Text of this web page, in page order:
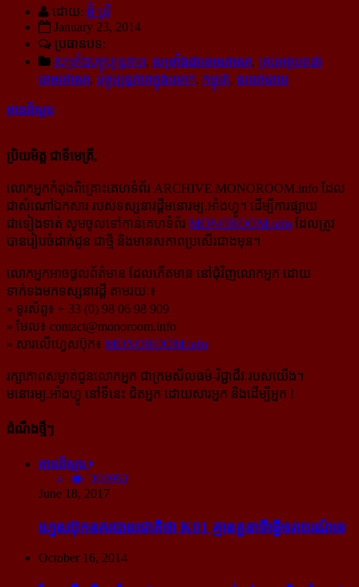
ដោយ: អ៊ុំ បូរី
January 23, 2014
ប្រធានបទ:
សម្រាំងបច្ចុប្បន្នភាព, សម្រាំងជាខេមរភាសា, គ្រប់អត្ថបទជា
ខេមរភាសា, បច្ចុប្បន្នភាពក្នុងលោក, កម្ពុជា, នយោបាយ
អានពិស្ដារ
ប្រិយមិត្ត ជាទីមេត្រី,
លោកអ្នកកំពុងពិគ្រោះគេហទំព័រ ARCHIVE.MONOROOM.info ដែល
ជាសំណៅឯកសារ របស់ទស្សនាវដ្ដីមនោរម្យ.អាំងហ្វូ។ ដើម្បីការផ្សាយ
ជាទៀងទាត់ សូមចូលទៅកាន់​គេហទំព័រ MONOROOM.info ដែលត្រូវ
បានរៀបចំដាក់ជូន ជាថ្មី និងមានសភាពប្រសើរជាងមុន។
លោកអ្នកអាចផ្ដល់ព័ត៌មាន ដែលកើតមាន នៅជុំវិញលោកអ្នក ដោយ
ទាក់ទងមកទស្សនាវដ្ដី តាមរយៈ៖
» ទូរស័ព្ទ៖ + 33 (0) 98 06 98 909
» មែល៖ contact@monoroom.info
» សារលើហ្វេសប៊ុក៖ MONOROOM.info
រក្សាភាពសម្ងាត់ជូនលោកអ្នក ជាក្រមសីលធម៌-​វិជ្ជាជីវៈ​របស់យើង។
មនោរម្យ.អាំងហ្វូ នៅទីនេះ ជិតអ្នក ដោយសារអ្នក និងដើម្បីអ្នក !
ដំណឹងថ្មីៗ
អានពិស្ដារ
300952
June 18, 2017
ហ្វេសប៊ុក​នគរបាល​ជាតិ​ថា K01 គ្មាន​តួនាទី​ធ្វើ​ចរាចរណ៍​ទេ
October 16, 2014